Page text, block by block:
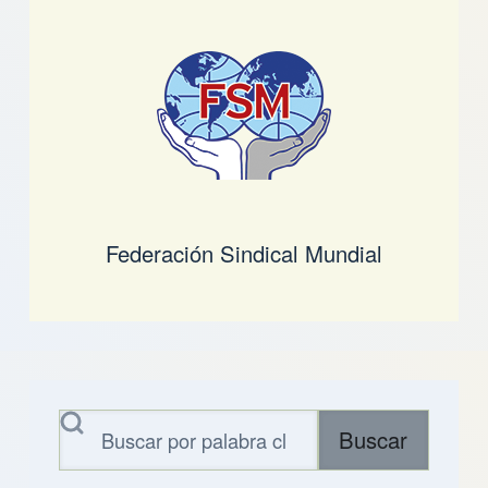
Federación Sindical Mundial
Buscar